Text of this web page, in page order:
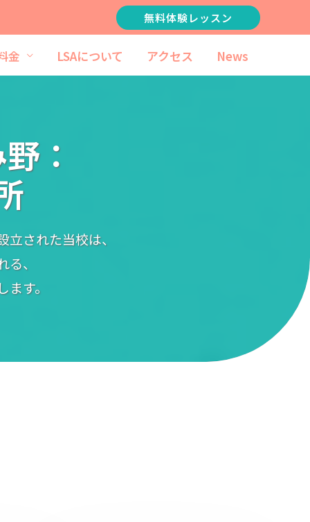
無料体験レッスン
金 LSAについて アクセス News
：
された当校は、
、
す。